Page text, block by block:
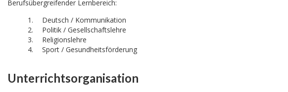
Berufsübergreifender Lernbereich:
Deutsch / Kommunikation
Politik / Gesellschaftslehre
Religionslehre
Sport / Gesundheitsförderung
Unterrichtsorganisation